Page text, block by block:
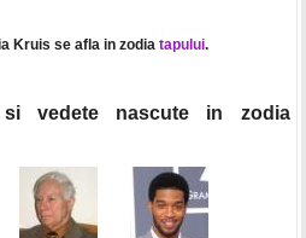
Kruis se afla in zodia tapului.
si vedete nascute in zodia